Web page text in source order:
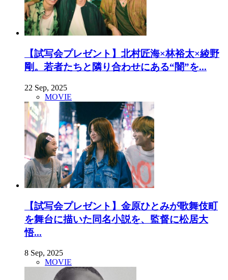
【試写会プレゼント】北村匠海×林裕太×綾野
剛。若者たちと隣り合わせにある“闇”を...
22 Sep, 2025
MOVIE
【試写会プレゼント】金原ひとみが歌舞伎町
を舞台に描いた同名小説を、監督に松居大
悟...
8 Sep, 2025
MOVIE